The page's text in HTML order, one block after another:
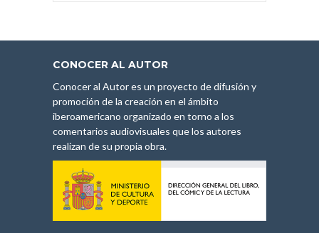
CONOCER AL AUTOR
Conocer al Autor es un proyecto de difusión y
promoción de la creación en el ámbito
iberoamericano organizado en torno a los
comentarios audiovisuales que los autores
realizan de su propia obra.